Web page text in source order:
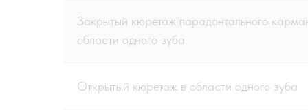
Закрытый кюретаж парадонтального
области одного зуба
Открытый кюретаж в области одного зуба